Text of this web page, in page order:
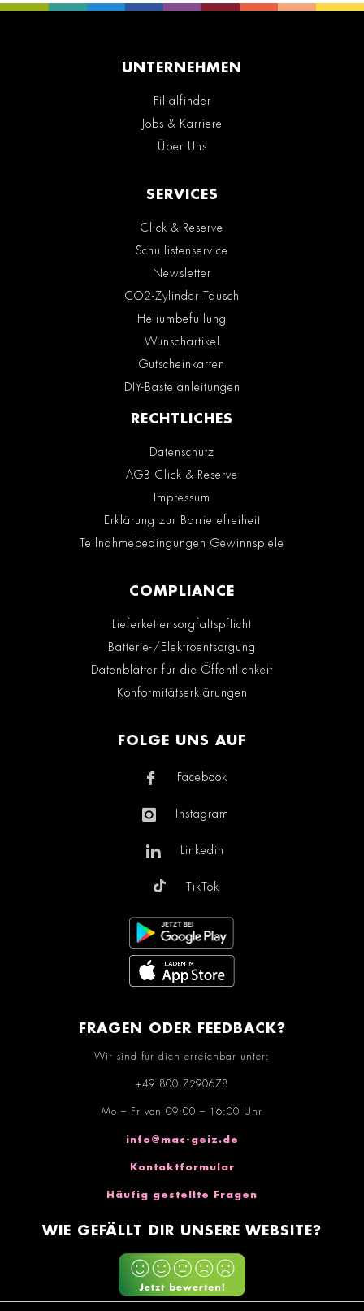
UNTERNEHMEN
Filialfinder
Jobs & Karriere
Über Uns
SERVICES
Click & Reserve
Schullistenservice
Newsletter
CO2-Zylinder Tausch
Heliumbefüllung
Wunschartikel
Gutscheinkarten
DIY-Bastelanleitungen
RECHTLICHES
Datenschutz
AGB Click & Reserve
Impressum
Erklärung zur Barrierefreiheit
Teilnahmebedingungen Gewinnspiele
COMPLIANCE
Lieferkettensorgfaltspflicht
Batterie-/Elektroentsorgung
Datenblätter für die Öffentlichkeit
Konformitätserklärungen
FOLGE UNS AUF
Facebook
Instagram
Linkedin
TikTok
FRAGEN ODER FEEDBACK?
Wir sind für dich erreichbar unter:
+49 800 7290678
Mo – Fr von 09:00 – 16:00 Uhr
info@mac-geiz.de
Kontaktformular
Häufig gestellte Fragen
WIE GEFÄLLT DIR UNSERE WEBSITE?